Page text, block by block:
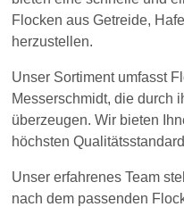
Flocken aus Getreide,
herzustellen.
Unser Sortiment umfasst
Messerschmidt, die durch
überzeugen. Wir bieten
höchsten
Unser erfahrenes Team
nach dem passenden